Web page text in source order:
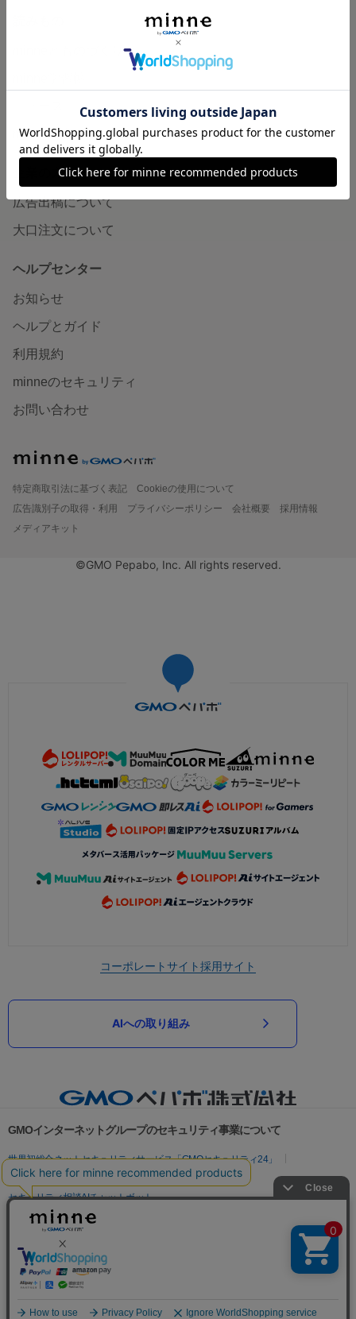
minneとものづくりと
minneの本
企業の方へ
広告出稿について
大口注文について
ヘルプセンター
お知らせ
ヘルプとガイド
利用規約
minneのセキュリティ
お問い合わせ
特定商取引法に基づく表記
Cookieの使用について
広告識別子の取得・利用
プライバシーポリシー 会社概要
採用情報
メディアキット
©GMO Pepabo, Inc. All rights reserved.
コーポレートサイト採用サイト
AIへの取り組み
GMOインターネットグループのセキュリティ事業について
世界初総合ネットセキュリティサービス「GMOセキュリティ24」
パスワード漏洩診断
Webサイトリスク診断
セキュリティ相談AIチャットボット
実在証明・盗聴対策
サイバー攻撃対策（GMO Flatt Security）
セキュリティ事業の軌跡